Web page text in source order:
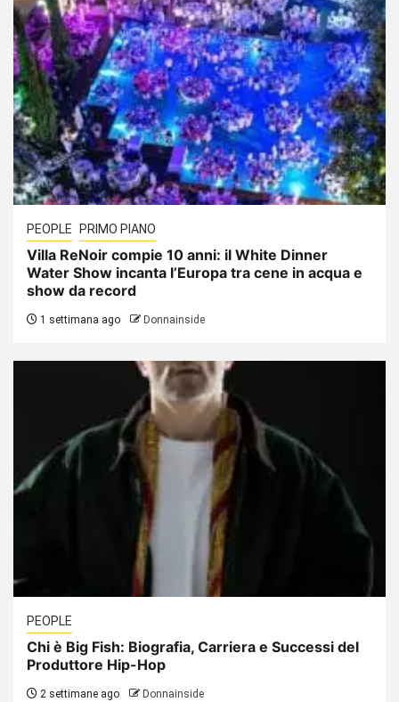
PEOPLE PRIMO PIANO
Villa ReNoir compie 10 anni: il White Dinner
Water Show incanta l’Europa tra cene in acqua e
show da record
1 settimana ago Donnainside
PEOPLE
Chi è Big Fish: Biografia, Carriera e Successi del
Produttore Hip-Hop
2 settimane ago Donnainside